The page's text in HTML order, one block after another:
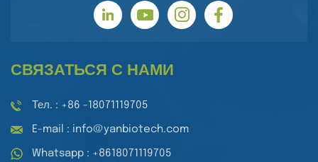
СВЯЗАТЬСЯ С НАМИ
Тел. : +86 -18071119705
E-mail : info@yanbiotech.com
Whatsapp : +8618071119705